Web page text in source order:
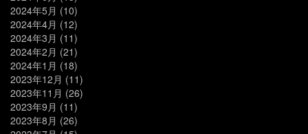
2024年5月 (10)
2024年4月 (12)
2024年3月 (11)
2024年2月 (21)
2024年1月 (18)
2023年12月 (11)
2023年11月 (26)
2023年9月 (11)
2023年8月 (26)